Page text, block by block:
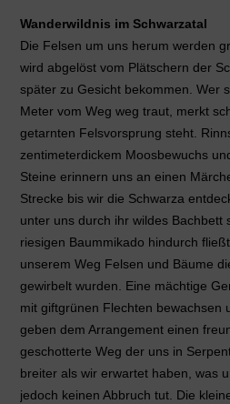
Wanderwildnis im Schwarzatal
Die Felsen um uns herum werden
wird abgelöst vom Plätschern der
später zu Gesicht bekommen. Wer
Meter vom Weg weg traut, merkt
getarnten Felsvorsprung steht.
zentimeterdickem Moosbewuchs
Steine erinnern uns an einen
Strecke bis wir die Schwarza
unter uns durch ihr wildes Bachbett
riesigen Baummikado hindurch
unserem Weg Felsen und Bäume
gewirbelt wurden. Eine mächtige
mit giftgrünen Flechten bewachsen
geben dem Arrangement einen
geschotterte Weg der uns in
breiter als wir erwartet haben, was
jedoch keinen Abbruch tut. Die